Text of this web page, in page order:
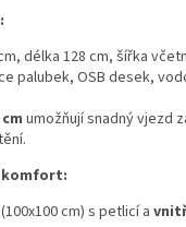
délka 128 cm, šířka
palubek, OSB desek,
umožňují snadný vjezd
komfort:
cm) s petlicí a